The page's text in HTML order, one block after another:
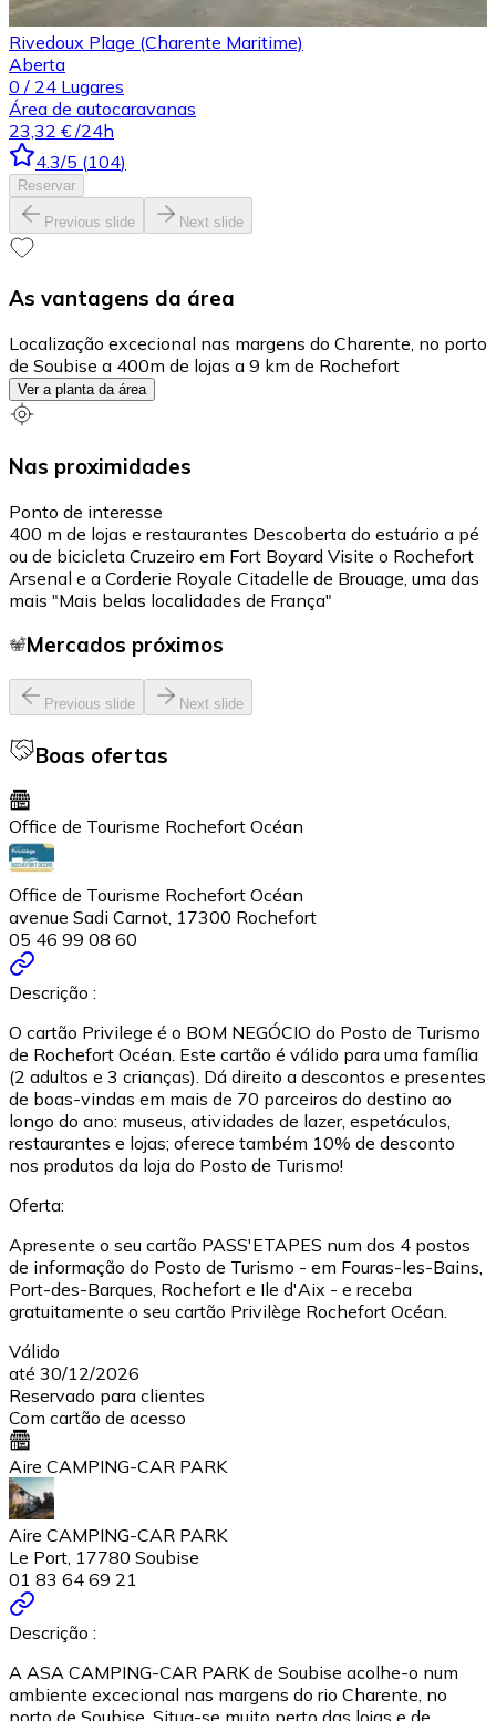
Rivedoux Plage (Charente Maritime)
Aberta
0 / 24 Lugares
Área de autocaravanas
23,32 € /24h
4.3/5 (104)
Reservar
Previous slide Next slide
As vantagens da área
Localização excecional nas margens do Charente, no porto
de Soubise a 400m de lojas a 9 km de Rochefort
Ver a planta da área
Nas proximidades
Ponto de interesse
400 m de lojas e restaurantes Descoberta do estuário a pé
ou de bicicleta Cruzeiro em Fort Boyard Visite o Rochefort
Arsenal e a Corderie Royale Citadelle de Brouage, uma das
mais "Mais belas localidades de França"
Mercados próximos
Previous slide Next slide
Boas ofertas
Office de Tourisme Rochefort Océan
Office de Tourisme Rochefort Océan
avenue Sadi Carnot, 17300 Rochefort
05 46 99 08 60
Descrição :
O cartão Privilege é o BOM NEGÓCIO do Posto de Turismo
de Rochefort Océan. Este cartão é válido para uma família
(2 adultos e 3 crianças). Dá direito a descontos e presentes
de boas-vindas em mais de 70 parceiros do destino ao
longo do ano: museus, atividades de lazer, espetáculos,
restaurantes e lojas; oferece também 10% de desconto
nos produtos da loja do Posto de Turismo!
Oferta:
Apresente o seu cartão PASS'ETAPES num dos 4 postos
de informação do Posto de Turismo - em Fouras-les-Bains,
Port-des-Barques, Rochefort e Ile d'Aix - e receba
gratuitamente o seu cartão Privilège Rochefort Océan.
Válido
até 30/12/2026
Reservado para clientes
Com cartão de acesso
Aire CAMPING-CAR PARK
Aire CAMPING-CAR PARK
Le Port, 17780 Soubise
01 83 64 69 21
Descrição :
A ASA CAMPING-CAR PARK de Soubise acolhe-o num
ambiente excecional nas margens do rio Charente, no